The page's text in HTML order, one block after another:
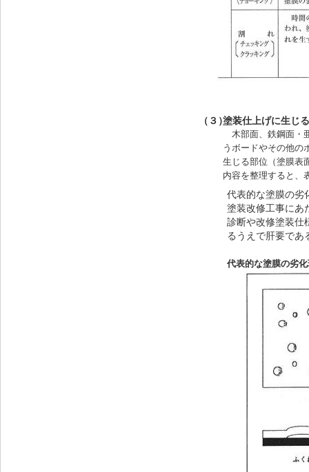
（３）塗装仕上げに生じ
木部面、鉄鋼面・
うボードやその他の
生じる部位（塗膜表
内容を整理すると、
代表的な塗膜の劣
塗装改修工事にあ
診断や改修塗装仕
るうえで肝要であ
代表的な塗膜の劣